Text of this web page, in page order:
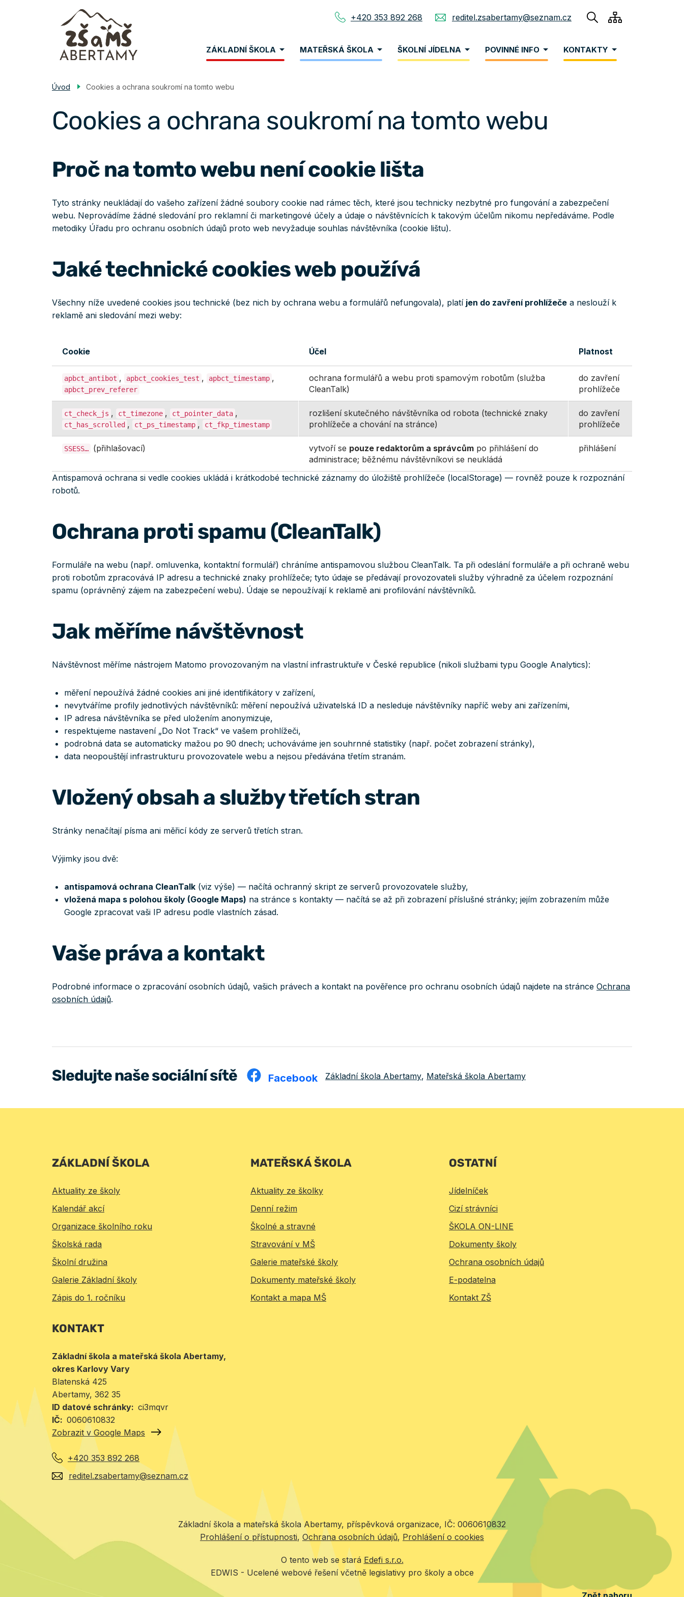
+420 353 892 268 reditel.zsabertamy@seznam.cz
Menu
ZÁKLADNÍ ŠKOLA MATEŘSKÁ ŠKOLA ŠKOLNÍ JÍDELNA POVINNÉ INFO KONTAKTY
Úvod Cookies a ochrana soukromí na tomto webu
Cookies a ochrana soukromí na tomto webu
Proč na tomto webu není cookie lišta
Tyto stránky neukládají do vašeho zařízení žádné soubory cookie nad rámec těch, které jsou technicky nezbytné pro fungování a zabezpečení
webu. Neprovádíme žádné sledování pro reklamní či marketingové účely a údaje o návštěvnících k takovým účelům nikomu nepředáváme. Podle
metodiky Úřadu pro ochranu osobních údajů proto web nevyžaduje souhlas návštěvníka (cookie lištu).
Jaké technické cookies web používá
Všechny níže uvedené cookies jsou technické (bez nich by ochrana webu a formulářů nefungovala), platí jen do zavření prohlížeče a neslouží k
reklamě ani sledování mezi weby:
Cookie Účel Platnost
apbct_antibot , apbct_cookies_test , apbct_timestamp ,
apbct_prev_referer
ochrana formulářů a webu proti spamovým robotům (služba
CleanTalk)
do zavření
prohlížeče
ct_check_js , ct_timezone , ct_pointer_data ,
ct_has_scrolled , ct_ps_timestamp , ct_fkp_timestamp
rozlišení skutečného návštěvníka od robota (technické znaky
prohlížeče a chování na stránce)
do zavření
prohlížeče
SSESS… (přihlašovací) vytvoří se pouze redaktorům a správcům po přihlášení do
administrace; běžnému návštěvníkovi se neukládá
přihlášení
Antispamová ochrana si vedle cookies ukládá i krátkodobé technické záznamy do úložiště prohlížeče (localStorage) — rovněž pouze k rozpoznání
robotů.
Ochrana proti spamu (CleanTalk)
Formuláře na webu (např. omluvenka, kontaktní formulář) chráníme antispamovou službou CleanTalk. Ta při odeslání formuláře a při ochraně webu
proti robotům zpracovává IP adresu a technické znaky prohlížeče; tyto údaje se předávají provozovateli služby výhradně za účelem rozpoznání
spamu (oprávněný zájem na zabezpečení webu). Údaje se nepoužívají k reklamě ani profilování návštěvníků.
Jak měříme návštěvnost
Návštěvnost měříme nástrojem Matomo provozovaným na vlastní infrastruktuře v České republice (nikoli službami typu Google Analytics):
měření nepoužívá žádné cookies ani jiné identifikátory v zařízení,
nevytváříme profily jednotlivých návštěvníků: měření nepoužívá uživatelská ID a nesleduje návštěvníky napříč weby ani zařízeními,
IP adresa návštěvníka se před uložením anonymizuje,
respektujeme nastavení „Do Not Track“ ve vašem prohlížeči,
podrobná data se automaticky mažou po 90 dnech; uchováváme jen souhrnné statistiky (např. počet zobrazení stránky),
data neopouštějí infrastrukturu provozovatele webu a nejsou předávána třetím stranám.
Vložený obsah a služby třetích stran
Stránky nenačítají písma ani měřicí kódy ze serverů třetích stran.
Výjimky jsou dvě:
antispamová ochrana CleanTalk (viz výše) — načítá ochranný skript ze serverů provozovatele služby,
vložená mapa s polohou školy (Google Maps) na stránce s kontakty — načítá se až při zobrazení příslušné stránky; jejím zobrazením může
Google zpracovat vaši IP adresu podle vlastních zásad.
Vaše práva a kontakt
Podrobné informace o zpracování osobních údajů, vašich právech a kontakt na pověřence pro ochranu osobních údajů najdete na stránce Ochrana
osobních údajů.
Sledujte naše sociální sítě Facebook Základní škola Abertamy, Mateřská škola Abertamy
ZÁKLADNÍ ŠKOLA
Aktuality ze školy
Kalendář akcí
Organizace školního roku
Školská rada
Školní družina
Galerie Základní školy
Zápis do 1. ročníku
MATEŘSKÁ ŠKOLA
Aktuality ze školky
Denní režim
Školné a stravné
Stravování v MŠ
Galerie mateřské školy
Dokumenty mateřské školy
Kontakt a mapa MŠ
OSTATNÍ
Jídelníček
Cizí strávníci
ŠKOLA ON-LINE
Dokumenty školy
Ochrana osobních údajů
E-podatelna
Kontakt ZŠ
KONTAKT
Základní škola a mateřská škola Abertamy,
okres Karlovy Vary
Blatenská 425
Abertamy, 362 35
ID datové schránky
ci3mqvr
IČ
0060610832
Zobrazit v Google Maps
+420 353 892 268
reditel.zsabertamy@seznam.cz
Základní škola a mateřská škola Abertamy, příspěvková organizace, IČ: 0060610832
Prohlášení o přístupnosti Ochrana osobních údajů Prohlášení o cookies
O tento web se stará Edefi s.r.o.
EDWIS - Ucelené webové řešení včetně legislativy pro školy a obce